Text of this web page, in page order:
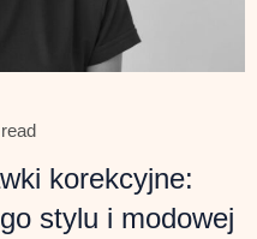
korekcyjne:
stylu i modowej